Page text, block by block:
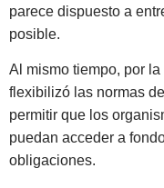
parece dispuesto a
posible.
Al mismo tiempo, por
flexibilizó las normas
permitir que los
puedan acceder a
obligaciones.